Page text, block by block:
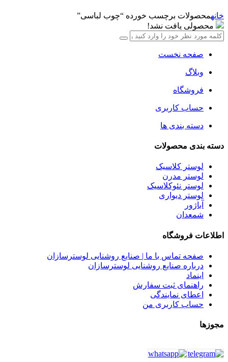
خانهمحصولات برچسب خورده “چوب لباسی”
محصولی یافت نشد!
صفحه نخست
وبلاگ
فروشگاه
حساب کاربری
دسته بندی ها
دسته بندی محصولات
لوستر کلاسیک
لوستر مدرن
لوستر نئوکلاسیک
لوستر دیواری
آباژور
شمعدان
اطلاعات فروشگاه
صفحه تماس با ما | صنایع روشنایی لوسترسازان
درباره صنایع روشنایی لوسترسازان
اینماد
راهنمای ثبت سفارش
اعطای نمایندگی
حساب کاربری من
مجوزها